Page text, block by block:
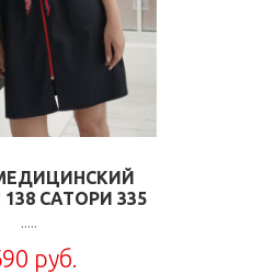
САТОРИ 335
.....
руб.